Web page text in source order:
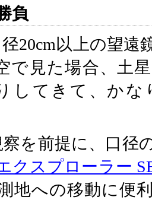
負
径20cm以上の望遠
で見た場合、土
してきて、かな
を前提に、口径
クスプローラー
地への移動に便